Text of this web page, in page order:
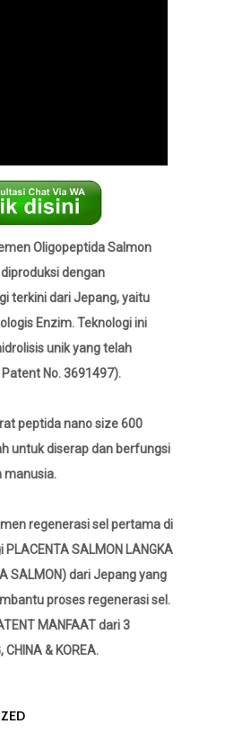
Oligopeptida Salmon
dengan
terkini dari Jepang, yaitu
Enzim. Teknologi ini
unik yang telah
No. 3691497).
peptida nano size 600
untuk diserap dan berfungsi
manusia.
regenerasi sel pertama di
SALMON LANGKA
SALMON) dari Jepang yang
proses regenerasi sel.
MANFAAT dari 3
CHINA & KOREA.